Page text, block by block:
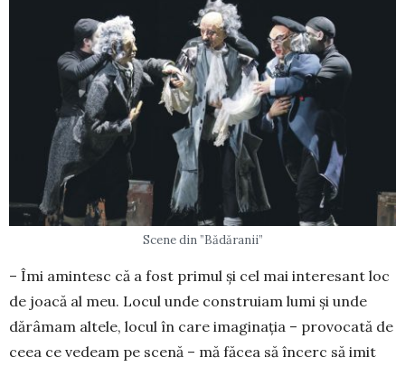
Scene din ”Bădăranii”
– Îmi amintesc că a fost primul și cel mai interesant loc
de joacă al meu. Locul unde construiam lumi și unde
dărâmam altele, locul în care imaginația – provocată de
ceea ce vedeam pe scenă – mă făcea să încerc să imit